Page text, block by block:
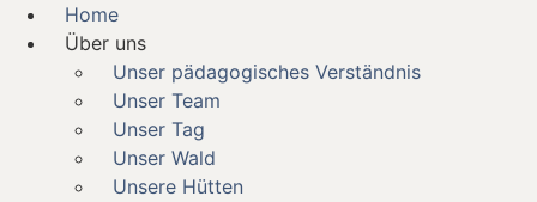
Home
Über uns
Unser pädagogisches Verständnis
Unser Team
Unser Tag
Unser Wald
Unsere Hütten